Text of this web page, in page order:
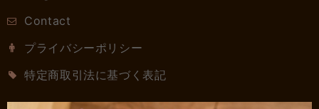
Contact
プライバシーポリシー
特定商取引法に基づく表記